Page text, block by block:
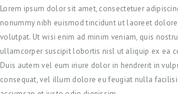
K
A
N
A
P
Lorem ipsum dolor sit amet, consectetuer
nonummy nibh euismod tincidunt ut laoreet
volutpat. Ut wisi enim ad minim veniam, quis
ullamcorper suscipit lobortis nisl ut aliquip ex ea
Duis autem vel eum iriure dolor in hendrerit in
consequat, vel illum dolore eu feugiat nulla